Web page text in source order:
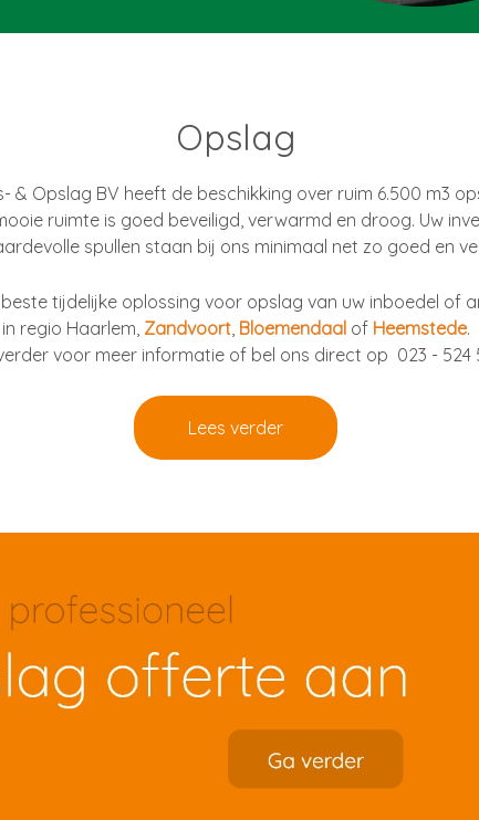
Opslag
& Opslag BV heeft de beschikking over ruim 6.500 m3
ruimte is goed beveiligd, verwarmd en droog. Uw
spullen staan bij ons minimaal net zo goed en
beste tijdelijke oplossing voor opslag van uw inboedel of
in regio Haarlem, Zandvoort, Bloemendaalof Heemstede.
voor meer informatie of bel ons direct op 023 - 524
Lees verder